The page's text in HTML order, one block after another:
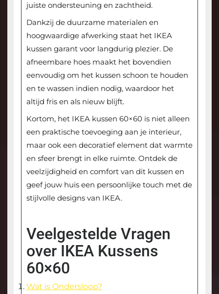
juiste ondersteuning en zachtheid.
Dankzij de duurzame materialen en
hoogwaardige afwerking staat het IKEA
kussen garant voor langdurig plezier. De
afneembare hoes maakt het bovendien
eenvoudig om het kussen schoon te houden
en te wassen indien nodig, waardoor het
altijd fris en als nieuw blijft.
Kortom, het IKEA kussen 60×60 is niet alleen
een praktische toevoeging aan je interieur,
maar ook een decoratief element dat warmte
en sfeer brengt in elke ruimte. Ontdek de
veelzijdigheid en comfort van dit kussen en
geef jouw huis een persoonlijke touch met de
stijlvolle designs van IKEA.
Veelgestelde Vragen
over IKEA Kussens
60×60
Wat is Ondersloop?